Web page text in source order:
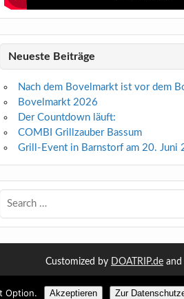
Neueste Beiträge
Nach dem Bovelmarkt ist vor dem
Bovelmarkt 2026
Der Countdown läuft:
COMBI Grillzauber Bassum
Grill-Event in Barnstorf am 20. Juni
Customized by DOATRIP.deand
Option. Akzeptieren Zur